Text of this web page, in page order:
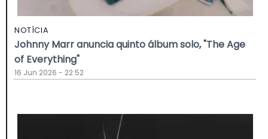
NOTÍCIA
Johnny Marr anuncia quinto álbum solo, "The Age
of Everything"
16 Jun 2026 - 22:52